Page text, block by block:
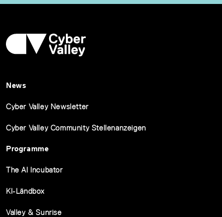
News
Cyber Valley Newsletter
Cyber Valley Community Stellenanzeigen
Programme
The AI Incubator
KI-Ländbox
Valley & Sunrise